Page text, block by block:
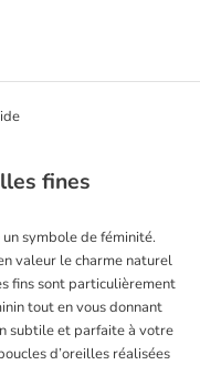
fines
symbole de féminité.
valeur le charme naturel
fins sont particulièrement
tout en vous donnant
subtile et parfaite à votre
d’oreilles réalisées